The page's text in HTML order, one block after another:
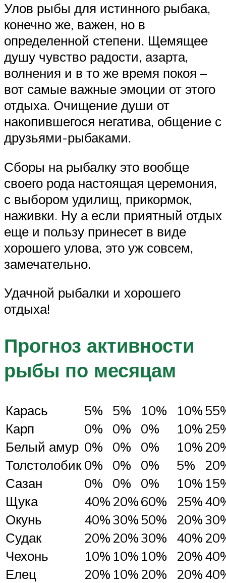
Улов рыбы для истинного рыбака,
конечно же, важен, но в
определенной степени. Щемящее
душу чувство радости, азарта,
волнения и в то же время покоя –
вот самые важные эмоции от этого
отдыха. Очищение души от
накопившегося негатива, общение с
друзьями-рыбаками.
Сборы на рыбалку это вообще
своего рода настоящая церемония,
с выбором удилищ, прикормок,
наживки. Ну а если приятный отдых
еще и пользу принесет в виде
хорошего улова, это уж совсем,
замечательно.
Удачной рыбалки и хорошего
отдыха!
Прогноз активности
рыбы по месяцам
Карась 5% 5% 10% 10%
Карп
0% 0% 0% 10%
Белый амур 0% 0% 0% 10%
Толстолобик 0% 0% 0% 5%
Сазан
0% 0% 0% 10%
Щука
40%20%60% 25%
Окунь
40%30%50% 20%
Судак
20%20%30% 40%
Чехонь
10% 10% 10% 20%
Елец
20% 10%20% 20%